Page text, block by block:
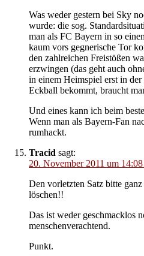
Was weder gestern bei Sky
wurde: die sog.
man als FC Bayern in so
kaum vors gegnerische Tor
den zahlreichen Freistößen
erzwingen (das geht auch
in einem Heimspiel erst in
Eckball bekommt, braucht
Und eines kann ich beim
Wenn man als Bayern-Fan
rumhackt.
Tracid sagt:
20. November 2011 um
Den vorletzten Satz bitte
löschen!!
Das ist weder geschmacklos
menschenverachtend.
Punkt.